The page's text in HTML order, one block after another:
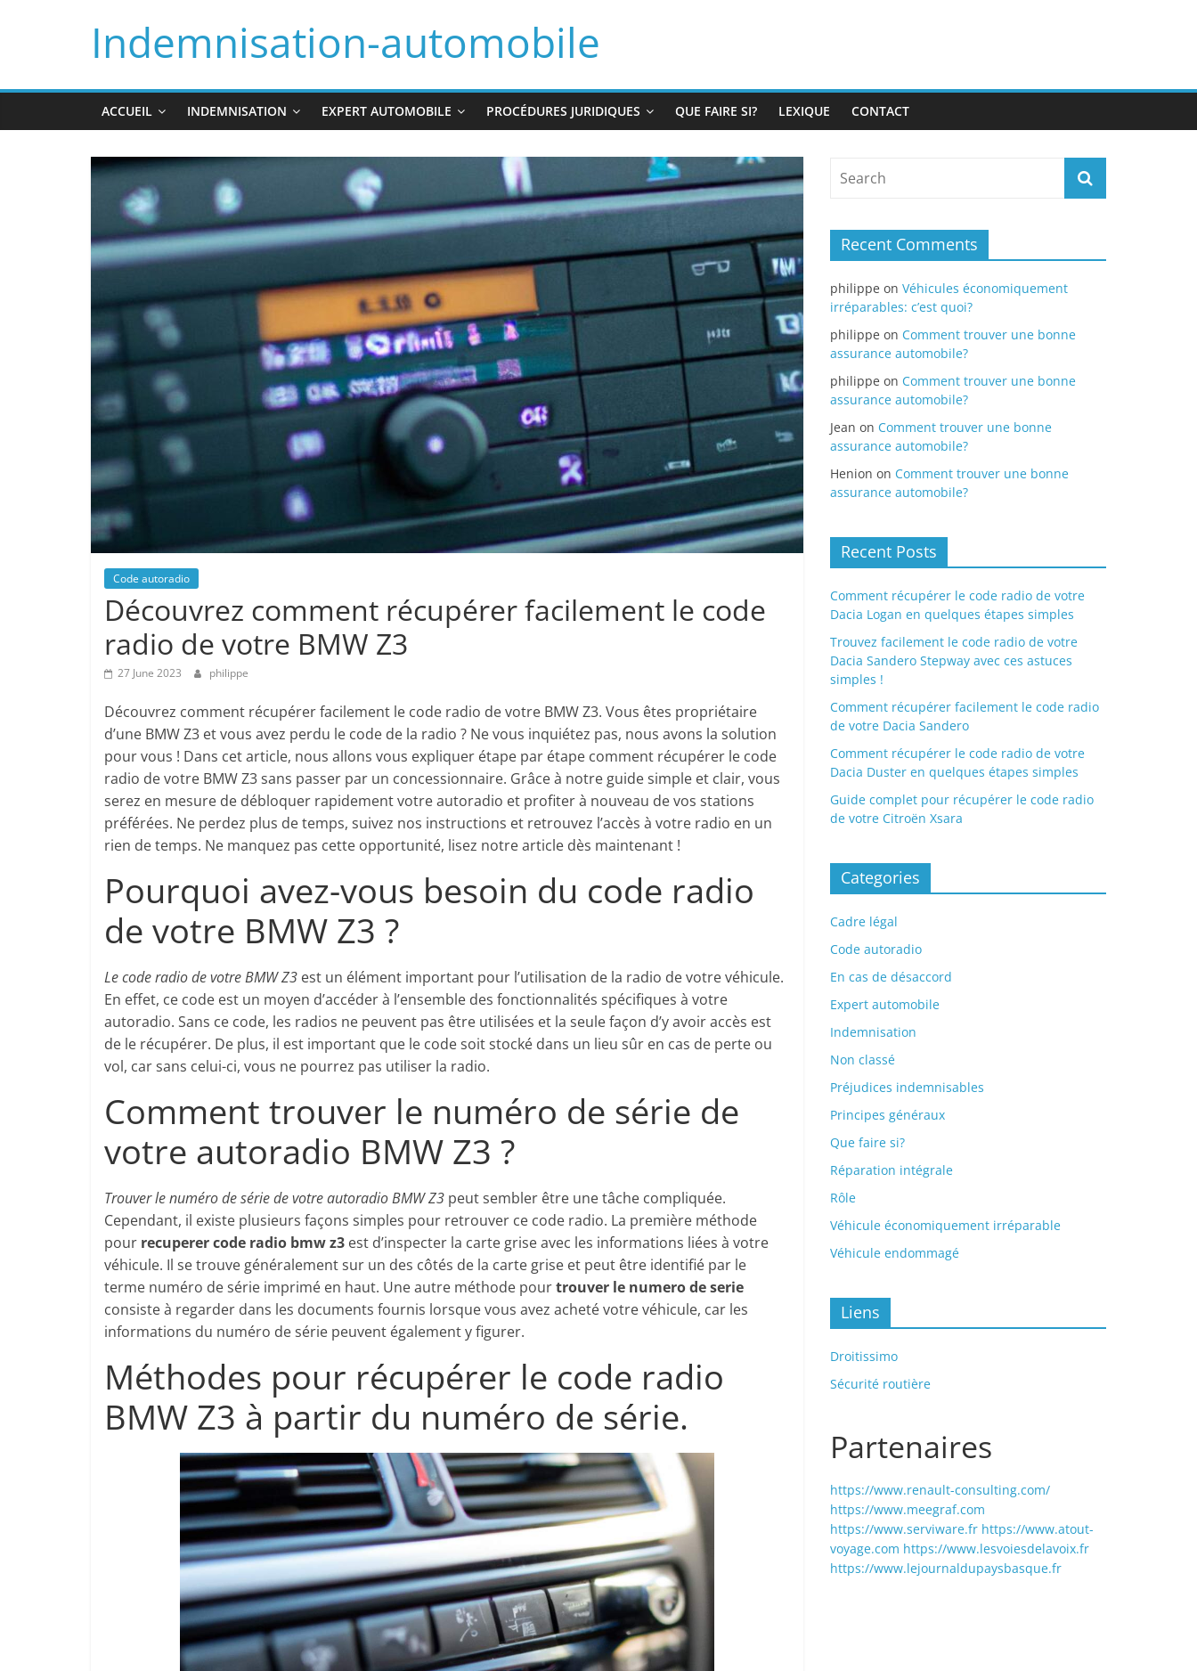
Indemnisation-automobile
ACCUEIL INDEMNISATION EXPERT AUTOMOBILE PROCÉDURES JURIDIQUES QUE FAIRE SI? LEXIQUE CONTACT
Code autoradio
Découvrez comment récupérer facilement le code
radio de votre BMW Z3
27 June 2023 philippe
Découvrez comment récupérer facilement le code radio de votre BMW Z3. Vous êtes propriétaire
d’une BMW Z3 et vous avez perdu le code de la radio ? Ne vous inquiétez pas, nous avons la solution
pour vous ! Dans cet article, nous allons vous expliquer étape par étape comment récupérer le code
radio de votre BMW Z3 sans passer par un concessionnaire. Grâce à notre guide simple et clair, vous
serez en mesure de débloquer rapidement votre autoradio et profiter à nouveau de vos stations
préférées. Ne perdez plus de temps, suivez nos instructions et retrouvez l’accès à votre radio en un
rien de temps. Ne manquez pas cette opportunité, lisez notre article dès maintenant !
Pourquoi avez-vous besoin du code radio
de votre BMW Z3 ?
Le code radio de votre BMW Z3 est un élément important pour l’utilisation de la radio de votre véhicule.
En effet, ce code est un moyen d’accéder à l’ensemble des fonctionnalités spécifiques à votre
autoradio. Sans ce code, les radios ne peuvent pas être utilisées et la seule façon d’y avoir accès est
de le récupérer. De plus, il est important que le code soit stocké dans un lieu sûr en cas de perte ou
vol, car sans celui-ci, vous ne pourrez pas utiliser la radio.
Comment trouver le numéro de série de
votre autoradio BMW Z3 ?
Trouver le numéro de série de votre autoradio BMW Z3 peut sembler être une tâche compliquée.
Cependant, il existe plusieurs façons simples pour retrouver ce code radio. La première méthode
pour recuperer code radio bmw z3 est d’inspecter la carte grise avec les informations liées à votre
véhicule. Il se trouve généralement sur un des côtés de la carte grise et peut être identifié par le
terme numéro de série imprimé en haut. Une autre méthode pourtrouver le numero de serie
consiste à regarder dans les documents fournis lorsque vous avez acheté votre véhicule, car les
informations du numéro de série peuvent également y figurer.
Méthodes pour récupérer le code radio
BMW Z3 à partir du numéro de série.
Recent Comments
philippe on Véhicules économiquement
irréparables: c’est quoi?
philippe on Comment trouver une bonne
assurance automobile?
philippe on Comment trouver une bonne
assurance automobile?
Jean on Comment trouver une bonne
assurance automobile?
Henion on Comment trouver une bonne
assurance automobile?
Recent Posts
Comment récupérer le code radio de votre
Dacia Logan en quelques étapes simples
Trouvez facilement le code radio de votre
Dacia Sandero Stepway avec ces astuces
simples !
Comment récupérer facilement le code radio
de votre Dacia Sandero
Comment récupérer le code radio de votre
Dacia Duster en quelques étapes simples
Guide complet pour récupérer le code radio
de votre Citroën Xsara
Categories
Cadre légal
Code autoradio
En cas de désaccord
Expert automobile
Indemnisation
Non classé
Préjudices indemnisables
Principes généraux
Que faire si?
Réparation intégrale
Rôle
Véhicule économiquement irréparable
Véhicule endommagé
Liens
Droitissimo
Sécurité routière
Partenaires
https://www.renault-consulting.com/
https://www.meegraf.com
https://www.serviware.fr https://www.atout-
voyage.com https://www.lesvoiesdelavoix.fr
https://www.lejournaldupaysbasque.fr